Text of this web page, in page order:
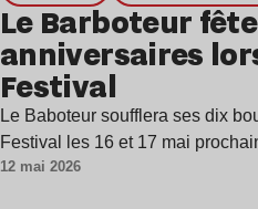
Le Barboteur
anniversaires
Festival
Le Baboteur soufflera ses dix
Festival les 16 et 17 mai
12 mai 2026